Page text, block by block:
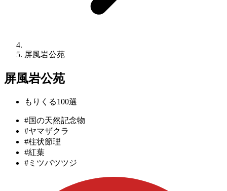
屏風岩公苑
屏風岩公苑
もりくる100選
#国の天然記念物
#ヤマザクラ
#柱状節理
#紅葉
#ミツバツツジ